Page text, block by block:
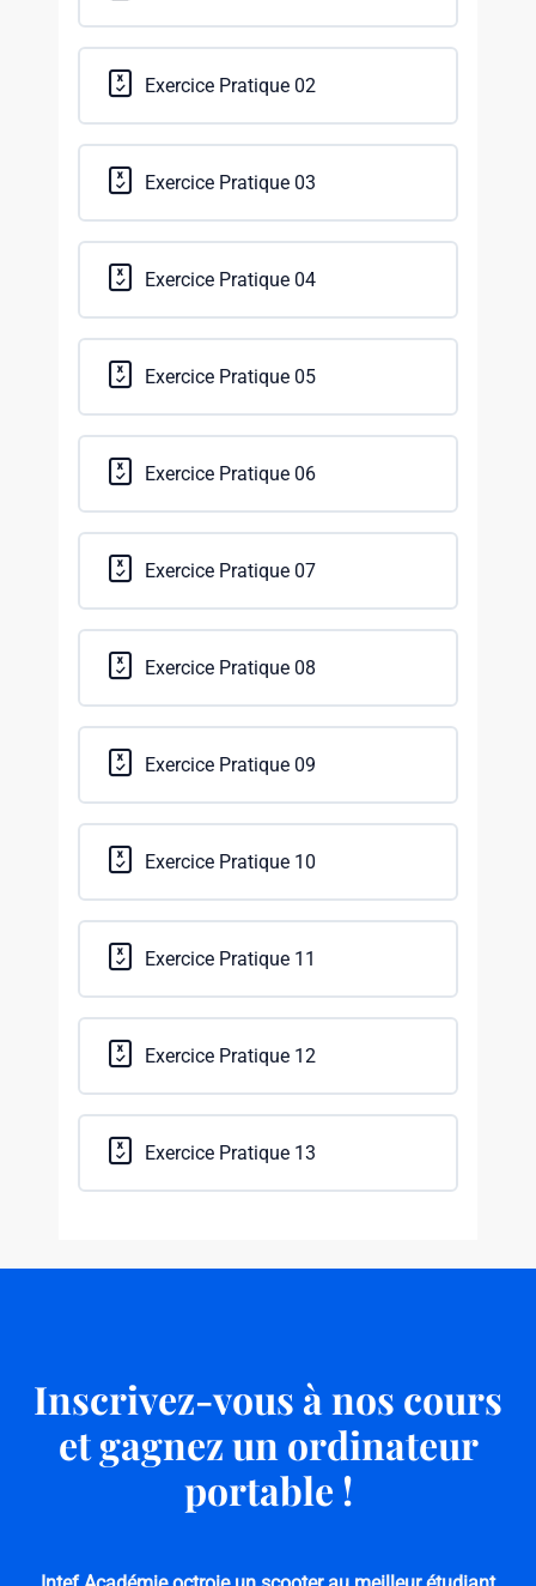
Exercice Pratique 02
Exercice Pratique 03
Exercice Pratique 04
Exercice Pratique 05
Exercice Pratique 06
Exercice Pratique 07
Exercice Pratique 08
Exercice Pratique 09
Exercice Pratique 10
Exercice Pratique 11
Exercice Pratique 12
Exercice Pratique 13
Inscrivez-vous à nos cours
et gagnez un ordinateur
portable !